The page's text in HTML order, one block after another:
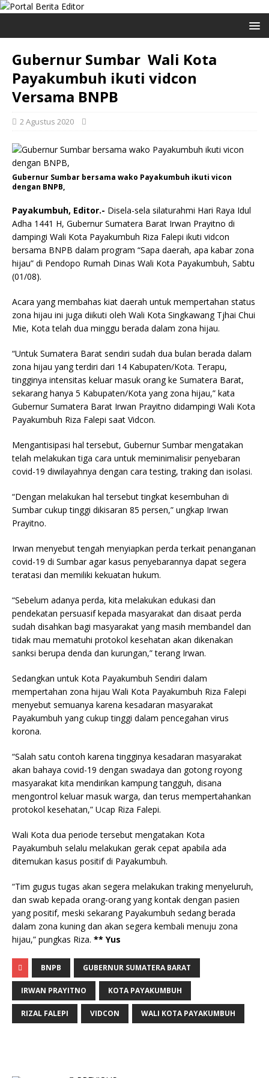
Gubernur Sumbar Wali Kota
Payakumbuh ikuti vidcon
Versama BNPB
2 Agustus 2020
Gubernur Sumbar bersama wako Payakumbuh ikuti vicon
dengan BNPB,
Payakumbuh, Editor.- Disela-sela silaturahmi Hari Raya Idul
Adha 1441 H, Gubernur Sumatera Barat Irwan Prayitno di
dampingi Wali Kota Payakumbuh Riza Falepi ikuti vidcon
bersama BNPB dalam program “Sapa daerah, apa kabar zona
hijau” di Pendopo Rumah Dinas Wali Kota Payakumbuh, Sabtu
(01/08).
Acara yang membahas kiat daerah untuk mempertahan status
zona hijau ini juga diikuti oleh Wali Kota Singkawang Tjhai Chui
Mie, Kota telah dua minggu berada dalam zona hijau.
“Untuk Sumatera Barat sendiri sudah dua bulan berada dalam
zona hijau yang terdiri dari 14 Kabupaten/Kota. Terapu,
tingginya intensitas keluar masuk orang ke Sumatera Barat,
sekarang hanya 5 Kabupaten/Kota yang zona hijau,” kata
Gubernur Sumatera Barat Irwan Prayitno didampingi Wali Kota
Payakumbuh Riza Falepi saat Vidcon.
Mengantisipasi hal tersebut, Gubernur Sumbar mengatakan
telah melakukan tiga cara untuk meminimalisir penyebaran
covid-19 diwilayahnya dengan cara testing, traking dan isolasi.
“Dengan melakukan hal tersebut tingkat kesembuhan di
Sumbar cukup tinggi dikisaran 85 persen,” ungkap Irwan
Prayitno.
Irwan menyebut tengah menyiapkan perda terkait penanganan
covid-19 di Sumbar agar kasus penyebarannya dapat segera
teratasi dan memiliki kekuatan hukum.
“Sebelum adanya perda, kita melakukan edukasi dan
pendekatan persuasif kepada masyarakat dan disaat perda
sudah disahkan bagi masyarakat yang masih membandel dan
tidak mau mematuhi protokol kesehatan akan dikenakan
sanksi berupa denda dan kurungan,” terang Irwan.
Sedangkan untuk Kota Payakumbuh Sendiri dalam
mempertahan zona hijau Wali Kota Payakumbuh Riza Falepi
menyebut semuanya karena kesadaran masyarakat
Payakumbuh yang cukup tinggi dalam pencegahan virus
korona.
“Salah satu contoh karena tingginya kesadaran masyarakat
akan bahaya covid-19 dengan swadaya dan gotong royong
masyarakat kita mendirikan kampung tangguh, disana
mengontrol keluar masuk warga, dan terus mempertahankan
protokol kesehatan,” Ucap Riza Falepi.
Wali Kota dua periode tersebut mengatakan Kota
Payakumbuh selalu melakukan gerak cepat apabila ada
ditemukan kasus positif di Payakumbuh.
“Tim gugus tugas akan segera melakukan traking menyeluruh,
dan swab kepada orang-orang yang kontak dengan pasien
yang positif, meski sekarang Payakumbuh sedang berada
dalam zona kuning dan akan segera kembali menuju zona
hijau,” pungkas Riza. ** Yus
BNPB GUBERNUR SUMATERA BARAT
IRWAN PRAYITNO KOTA PAYAKUMBUH
RIZAL FALEPI VIDCON WALI KOTA PAYAKUMBUH